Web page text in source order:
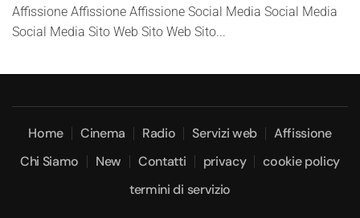
Affissione Affissione Affissione Social Media Social Media
Social Media Sito Web Sito Web Sito...
Home Cinema Radio Servizi web
Affissione
Chi Siamo
New Contatti privacy
cookie policy
termini di servizio